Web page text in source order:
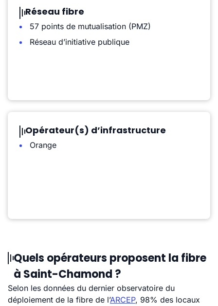
Réseau fibre
57 points de mutualisation (PMZ)
Réseau d’initiative publique
Opérateur(s) d’infrastructure
Orange
Quels opérateurs proposent la fibre
à Saint-Chamond ?
Selon les données du dernier observatoire du
déploiement de la fibre de l’ARCEP, 98% des locaux